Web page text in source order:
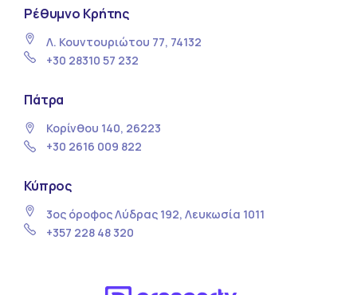
Ρέθυμνο Κρήτης
Λ. Κουντουριώτου 77, 74132
+30 28310 57 232
Πάτρα
Κορίνθου 140, 26223
+30 2616 009 822
Κύπρος
3ος όροφος Λύδρας 192, Λευκωσία 1011
+357 228 48 320